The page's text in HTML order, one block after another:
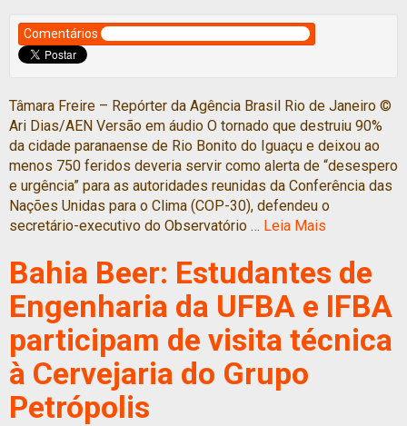
Comentários
Tâmara Freire – Repórter da Agência Brasil Rio de Janeiro ©
Ari Dias/AEN Versão em áudio O tornado que destruiu 90%
da cidade paranaense de Rio Bonito do Iguaçu e deixou ao
menos 750 feridos deveria servir como alerta de “desespero
e urgência” para as autoridades reunidas da Conferência das
Nações Unidas para o Clima (COP-30), defendeu o
secretário-executivo do Observatório … Leia Mais
Bahia Beer: Estudantes de
Engenharia da UFBA e IFBA
participam de visita técnica
à Cervejaria do Grupo
Petrópolis